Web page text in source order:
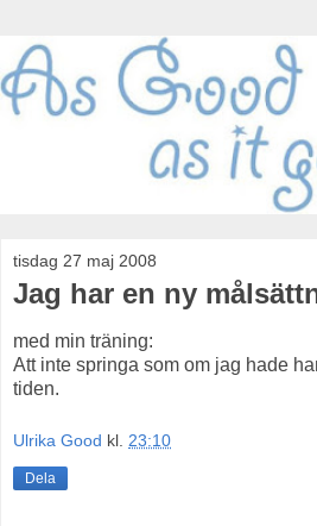
tisdag 27 maj 2008
Jag har en ny
med min träning:
Att inte springa som om jag hade
tiden.
Ulrika Good kl. 23:10
Dela